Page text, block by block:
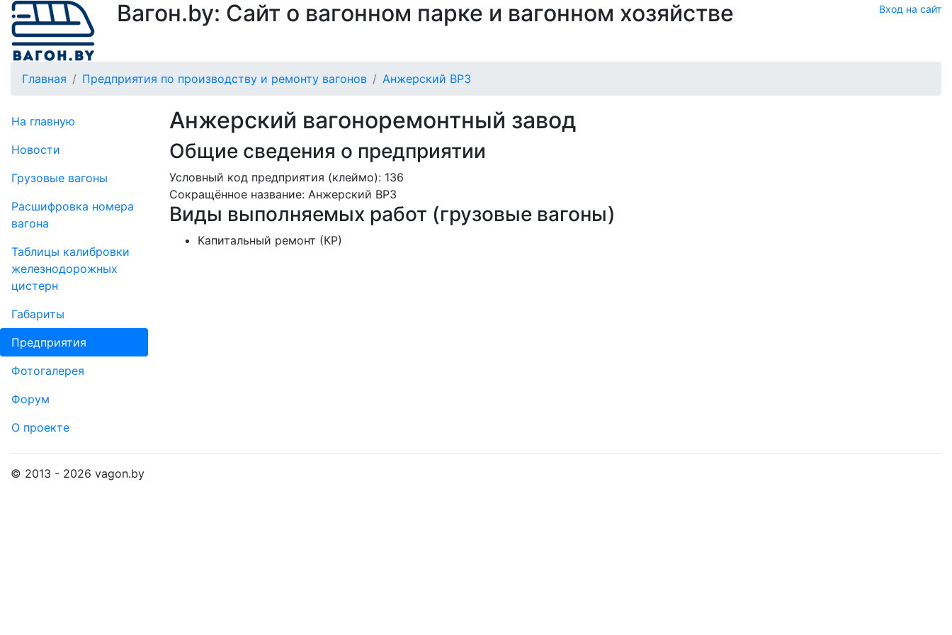
Вагон.by: Сайт о вагонном парке и вагонном хозяйстве Вход на сайт
Главная Предприятия по производству и ремонту вагонов Анжерский ВРЗ
На главную
Новости
Грузовые вагоны
Рас­шифров­ка номера
вагона
Таблицы калибровки
же­лезно­дорожных
цистерн
Габариты
Пред­прия­тия
Фо­то­га­ле­рея
Форум
О проекте
Анжерский вагоноремонтный завод
Общие сведения о предприятии
Условный код предприятия (клеймо): 136
Сокращённое название: Анжерский ВРЗ
Виды выполняемых работ (грузовые вагоны)
Капитальный ремонт (КР)
© 2013 - 2026 vagon.by